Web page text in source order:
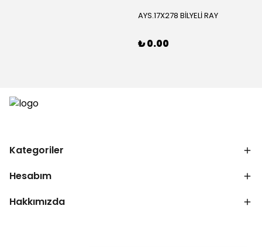
AYS.17X278 BİLYELİ RAY
₺ 0.00
Kategoriler
Hesabım
Hakkımızda